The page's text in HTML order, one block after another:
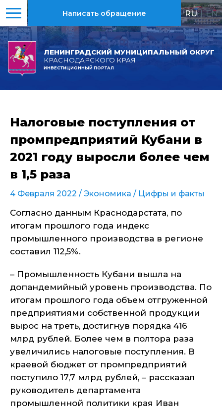
ЛЕНИНГРАДСКИЙ МУНИЦИПАЛЬНЫЙ ОКРУГ
КРАСНОДАРСКОГО КРАЯ
ИНВЕСТИЦИОННЫЙ ПОРТАЛ
Написать обращение RU | EN
Налоговые поступления от
промпредприятий Кубани в
2021 году выросли более чем
в 1,5 раза
4 Февраля 2022 / Экономика / Цифры и факты
Согласно данным Краснодарстата, по
итогам прошлого года индекс
промышленного производства в регионе
составил 112,5%.
– Промышленность Кубани вышла на
допандемийный уровень производства. По
итогам прошлого года объем отгруженной
предприятиями собственной продукции
вырос на треть, достигнув порядка 416
млрд рублей. Более чем в полтора раза
увеличились налоговые поступления. В
краевой бюджет от промпредприятий
поступило 17,7 млрд рублей, – рассказал
руководитель департамента
промышленной политики края Иван